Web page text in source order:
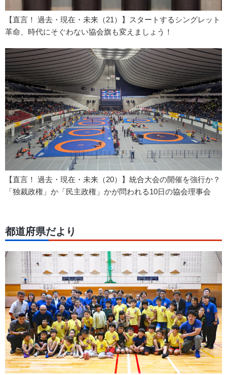
【直言！ 過去・現在・未来（21）】スタートするシングレット
革命、時代にそぐわない協会旗も変えましょう！
【直言！ 過去・現在・未来（20）】統合大会の開催を強行か？
「独裁政権」か「民主政権」かが問われる10日の協会理事会
都道府県だより